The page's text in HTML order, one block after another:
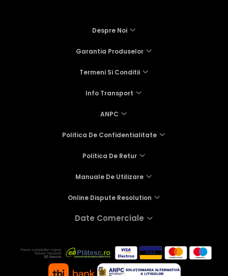
Despre Noi
Garantia Produselor
Termeni Si Conditii
Info Transport
ANPC
Politica De Confidentialitate
Politica De Retur
Manuale De Utilizare
Online Dispute Resolution
Date Comerciale